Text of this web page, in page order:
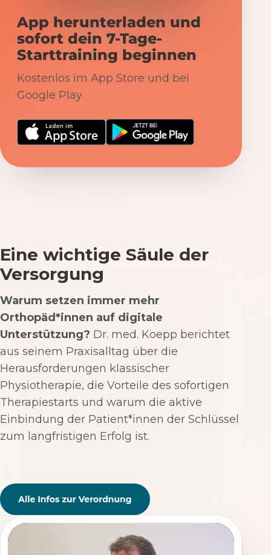
App herunterladen und
sofort dein 7-Tage-
Starttraining beginnen
Kostenlos im App Store und bei
Google Play
Eine wichtige Säule der
Versorgung
Warum setzen immer mehr
Orthopäd*innen auf digitale
Unterstützung? Dr. med. Koepp berichtet
aus seinem Praxisalltag über die
Herausforderungen klassischer
Physiotherapie, die Vorteile des sofortigen
Therapiestarts und warum die aktive
Einbindung der Patient*innen der Schlüssel
zum langfristigen Erfolg ist.